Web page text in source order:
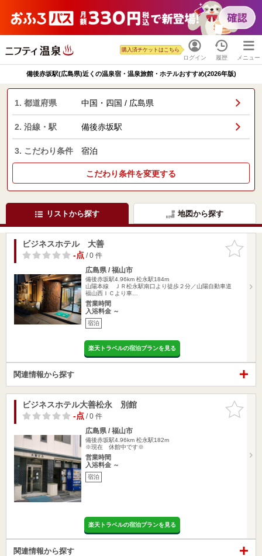
ログイン
購入済チケットはこちら
履歴 メニュー
備後赤坂駅(広島県)近くの温泉宿・温泉旅館・ホテルおすすめ(2026年版)
1. 都道府県 中国・四国 / 広島県
2. 沿線・駅 備後赤坂駅
3. こだわり条件 宿泊
こだわり条件を変更する
リストから探す 地図から探す
お気に入
りに追加
ビジネスホテル 大善
-点/ 0 件
広島県 / 福山市
備後赤坂駅4.96km 松永駅184m
山陽本線 ＪＲ松永駅南口より徒歩２分／山陽自動車道
福山西ＩＣより車…
営業時間
入浴料金 ～
宿泊
楽天トラベルの宿泊プランを見る
関連情報から探す
お気に入
りに追加
ビジネスホテル大善松永 別館
-点/ 0 件
広島県 / 福山市
備後赤坂駅4.96km 松永駅182m
※現在 休館中です※
営業時間
入浴料金 ～
宿泊
楽天トラベルの宿泊プランを見る
関連情報から探す